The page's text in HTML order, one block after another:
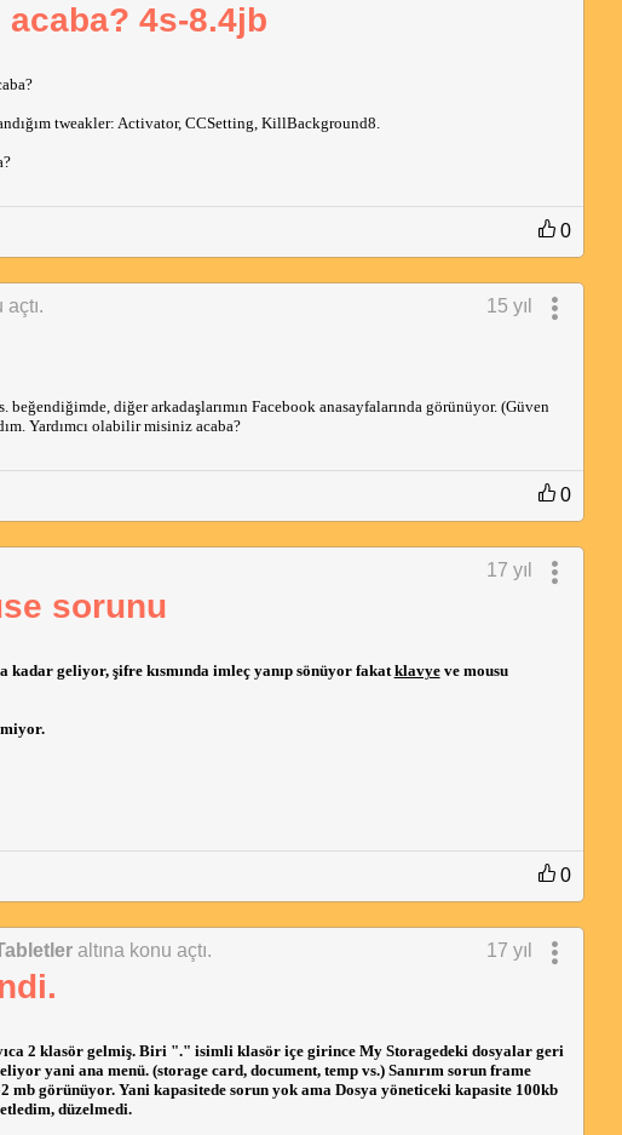
4s-8.4jb
tweakler: Activator, CCSetting, KillBackground8.
0
açtı. 15 yıl
beğendiğimde, diğer arkadaşlarımın Facebook anasayfalarında görünüyor. (Güven
Yardımcı olabilir misiniz acaba?
0
17 yıl
sorunu
kadar geliyor, şifre kısmında imleç yanıp sönüyor fakatklavyeve mousu
0
altına konu açtı. 17 yıl
2 klasör gelmiş. Biri "." isimli klasör içe girince My Storagedeki dosyalar geri
yani ana menü. (storage card, document, temp vs.) Sanırım sorun frame
görünüyor. Yani kapasitede sorun yok ama Dosya yöneticeki kapasite 100kb
düzelmedi.